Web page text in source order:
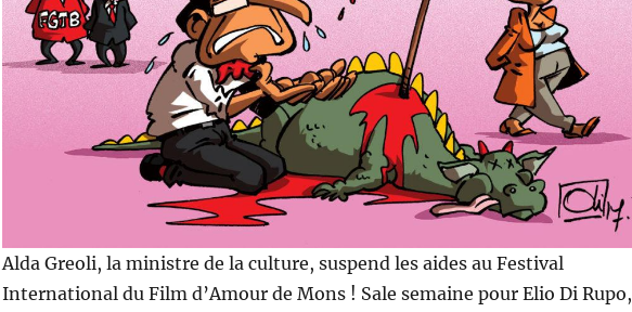
Alda Greoli, la ministre de la culture, suspend les aides au Festival
International du Film d’Amour de Mons ! Sale semaine pour Elio Di Rupo,